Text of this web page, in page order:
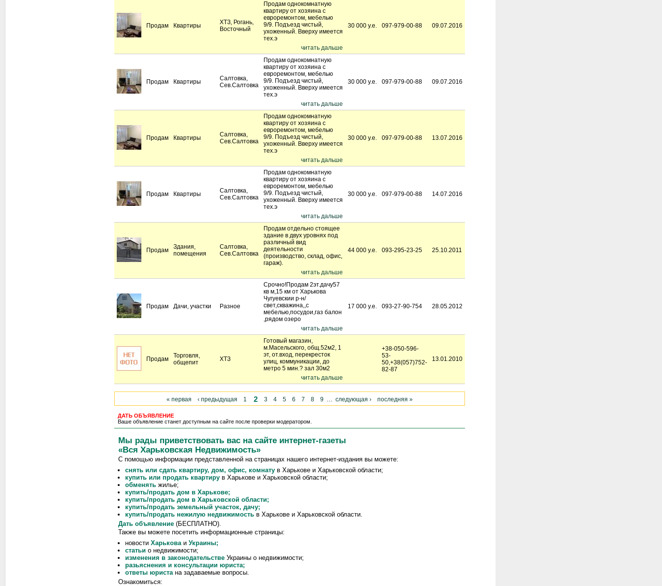
Продам Квартиры
ХТЗ, Рогань,
Восточный
Продам однокомнатную
квартиру от хозяина с
евроремонтом, мебелью
9/9. Подъезд чистый,
ухоженный. Вверху имеется
тех.э
читать дальше
30 000 у.е. 097-979-00-88 09.07.2016
Продам Квартиры
Салтовка,
Сев.Салтовка
Продам однокомнатную
квартиру от хозяина с
евроремонтом, мебелью
9/9. Подъезд чистый,
ухоженный. Вверху имеется
тех.э
читать дальше
30 000 у.е. 097-979-00-88 09.07.2016
Продам Квартиры
Салтовка,
Сев.Салтовка
Продам однокомнатную
квартиру от хозяина с
евроремонтом, мебелью
9/9. Подъезд чистый,
ухоженный. Вверху имеется
тех.э
читать дальше
30 000 у.е. 097-979-00-88 13.07.2016
Продам Квартиры
Салтовка,
Сев.Салтовка
Продам однокомнатную
квартиру от хозяина с
евроремонтом, мебелью
9/9. Подъезд чистый,
ухоженный. Вверху имеется
тех.э
читать дальше
30 000 у.е. 097-979-00-88 14.07.2016
Продам
Здания,
помещения
Салтовка,
Сев.Салтовка
Продам отдельно стоящее
здание в двух уровнях под
различный вид
деятельности
(производство, склад, офис,
гараж).
читать дальше
44 000 у.е. 093-295-23-25 25.10.2011
Продам Дачи, участки Разное
Срочно!Продам 2эт.дачу57
кв м,15 км от Харькова
Чугуевскии р-н/
свет,скважина,,с
мебелью,посудои,газ балон
,рядом озеро
читать дальше
17 000 у.е. 093-27-90-754 28.05.2012
Продам
Торговля,
общепит
ХТЗ
Готовый магазин,
м.Масельского, общ.52м2, 1
эт, от.вход, перекресток
улиц, коммуникации, до
метро 5 мин.? зал 30м2
читать дальше
+38-050-596-
53-
50,+38(057)752-
82-87
13.01.2010
« первая ‹ предыдущая 1 2 3 4 5 6 7 8 9 … следующая › последняя »
ДАТЬ ОБЪЯВЛЕНИЕ
Ваше объявление станет доступным на сайте после проверки модератором.
Мы рады приветствовать вас на сайте интернет-газеты
«Вся Харьковская Недвижимость»
С помощью информации представленной на страницах нашего интернет-издания вы можете:
снять или сдать квартиру, дом, офис, комнату в Харькове и Харьковской области;
купить или продать квартиру в Харькове и Харьковской области;
обменять жилье;
купить/продать дом в Харькове;
купить/продать дом в Харьковской области;
купить/продать земельный участок, дачу;
купить/продать нежилую недвижимость в Харькове и Харьковской области.
Дать объявление (БЕСПЛАТНО).
Также вы можете посетить информационные страницы:
новости Харькова и Украины;
статьи о недвижимости;
изменения в законодательстве Украины о недвижимости;
разьяснения и консультации юриста;
ответы юриста на задаваемые вопросы.
Ознакомиться: